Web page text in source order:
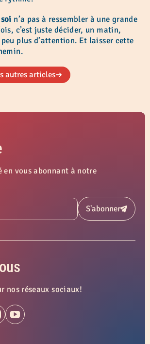
n’a pas à ressembler à une grande
c’est juste décider, un matin,
plus d’attention. Et laisser cette
autres articles
en vous abonnant à notre
S'abonnerSoumettre
nos réseaux sociaux!